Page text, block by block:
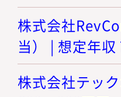
株式会社
当） | 想定年
株式会社テッ